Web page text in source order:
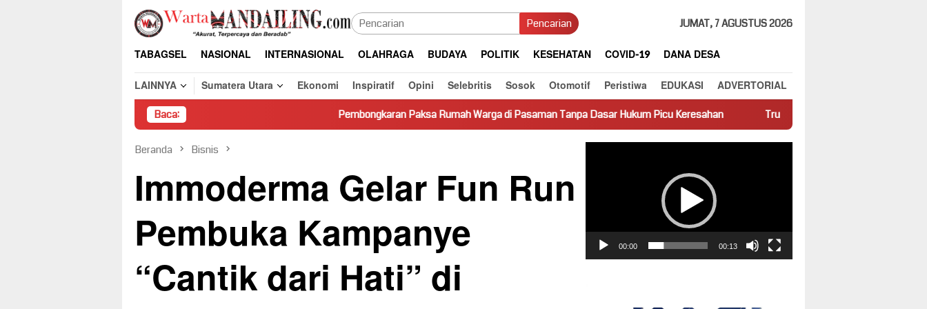
Loncat
konten
Pencarian JUMAT, 7 AGUSTUS 2026
TABAGSEL NASIONAL INTERNASIONAL OLAHRAGA BUDAYA POLITIK KESEHATAN COVID-19
DANA DESA
LAINNYA
Sumatera Utara Ekonomi Inspiratif Opini Selebritis Sosok Otomotif Peristiwa EDUKASI ADVERTORIAL
Baca: Pembongkaran Paksa Rumah Warga di Pasaman Tanpa Dasar Hukum Picu Keresahan Truk Miring Hambat Arus Lalu Lintas di Jalan
Beranda Bisnis
Immoderma Gelar Fun Run
Pembuka Kampanye
“Cantik dari Hati” di
00:00 00:13